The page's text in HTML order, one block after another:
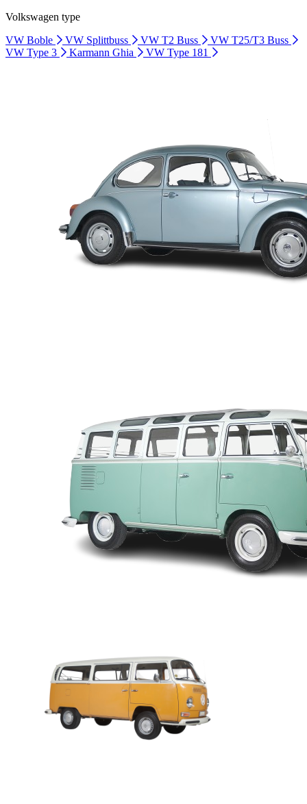
Volkswagen type
VW Boble
VW Splittbuss VW T2 Buss
VW T25/T3 Buss
VW Type 3
Karmann Ghia VW Type 181